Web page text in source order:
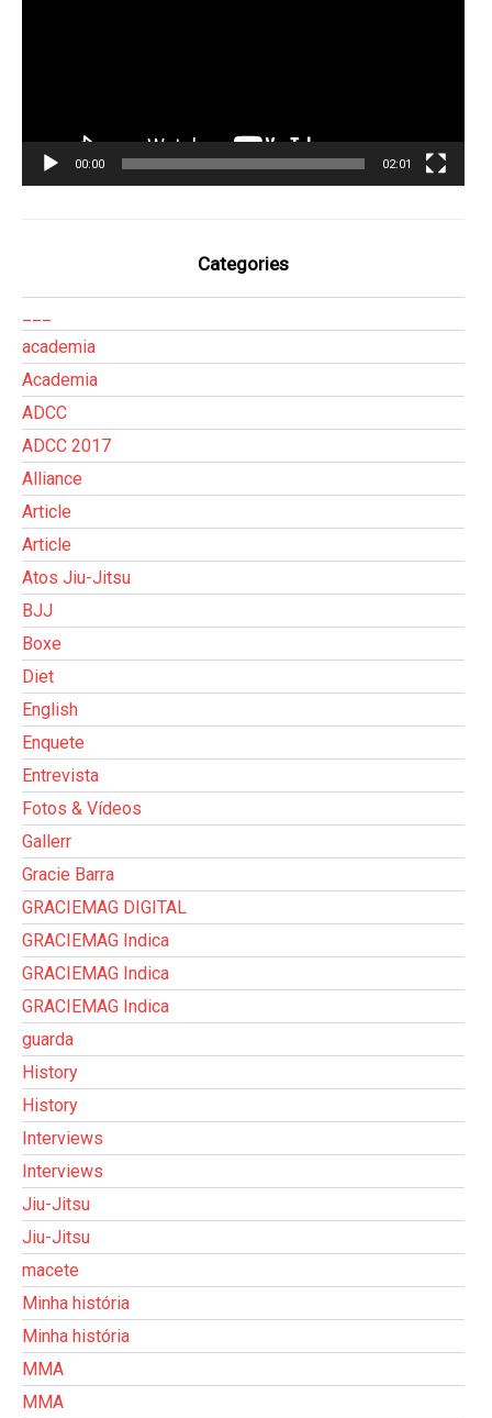
00:00 02:01
Categories
academia
Academia
ADCC
ADCC 2017
Alliance
Article
Article
Atos Jiu-Jitsu
BJJ
Boxe
Diet
English
Enquete
Entrevista
Fotos & Vídeos
Gallerr
Gracie Barra
GRACIEMAG DIGITAL
GRACIEMAG Indica
GRACIEMAG Indica
GRACIEMAG Indica
guarda
History
History
Interviews
Interviews
Jiu-Jitsu
Jiu-Jitsu
macete
Minha história
Minha história
MMA
MMA